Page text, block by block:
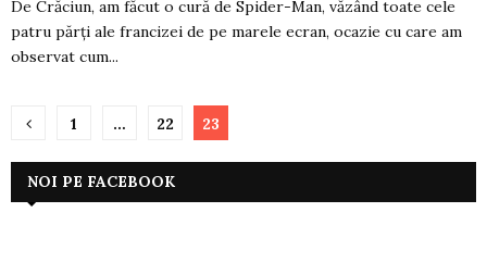
De Crăciun, am făcut o cură de Spider-Man, văzând toate cele
patru părți ale francizei de pe marele ecran, ocazie cu care am
observat cum...
Paginație
articole
1 … 22 23
NOI PE FACEBOOK